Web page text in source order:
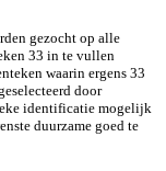
gezocht op alle
33 in te vullen
waarin ergens 33
door
identificatie mogelijk
duurzame goed te